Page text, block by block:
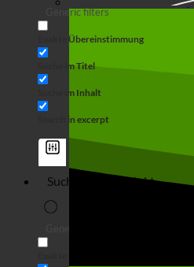
Generic filters
Exakte Übereinstimmung
Suche im Titel
Suche im Inhalt
Search in excerpt